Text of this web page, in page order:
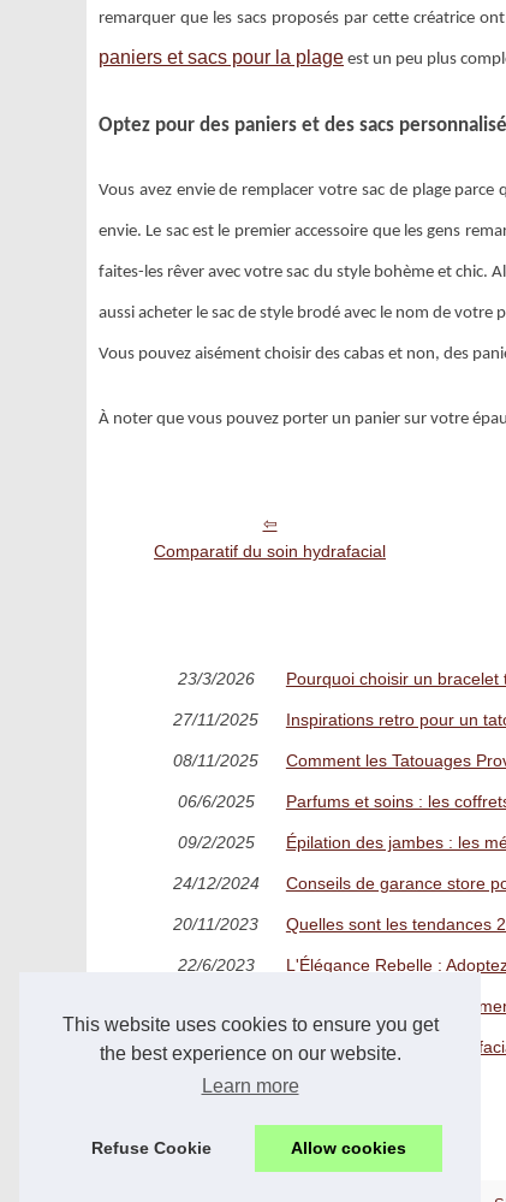
This website uses cookies to ensure you get
the best experience on our website.
Learn more
Refuse Cookie Allow cookies
remarquer que les sacs proposés par cette créatrice
paniers et sacs pour la plage est un peu plus
Optez pour des paniers et des sacs
Vous avez envie de remplacer votre sac de plage
envie. Le sac est le premier accessoire que les gens
faites-les rêver avec votre sac du style bohème et chic.
aussi acheter le sac de style brodé avec le nom de
Vous pouvez aisément choisir des cabas et non, des
À noter que vous pouvez porter un panier sur votre
Comparatif du soin hydrafacial
23/3/2026 Pourquoi choisir un
27/11/2025 Inspirations retro pour un
08/11/2025 Comment les Tatouages
06/6/2025 Parfums et soins : les
09/2/2025 Épilation des jambes : les
24/12/2024 Conseils de garance store
20/11/2023 Quelles sont les tendances
22/6/2023 L'Élégance Rebelle :
La gelée bouclante :
21/4/2022 Comparatif du soin